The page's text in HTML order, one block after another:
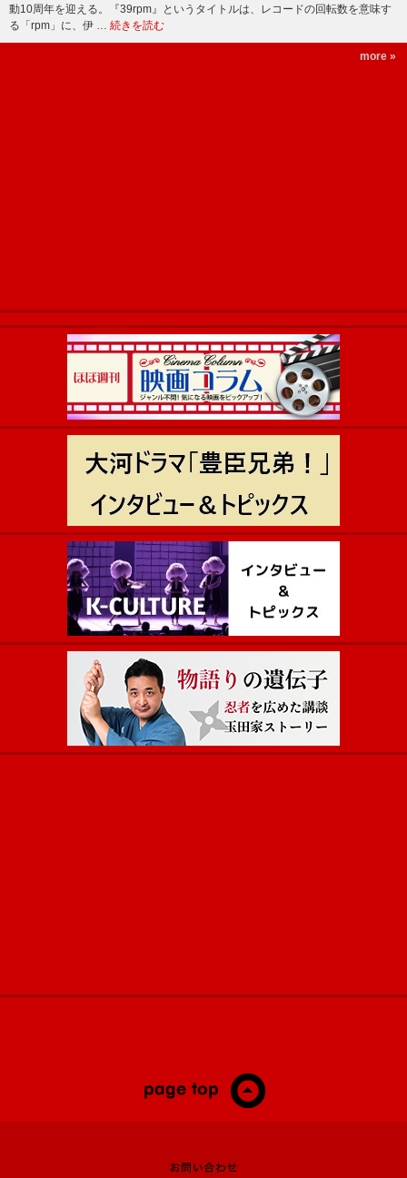
動10周年を迎える。『39rpm』というタイトルは、レコードの回転数を意味す
る「rpm」に、伊 … 続きを読む
more »